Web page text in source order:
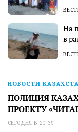
На
в
НОВОСТИ
ПОЛИЦИЯ
ПРОЕКТУ
СЕГОДНЯ В 20:39